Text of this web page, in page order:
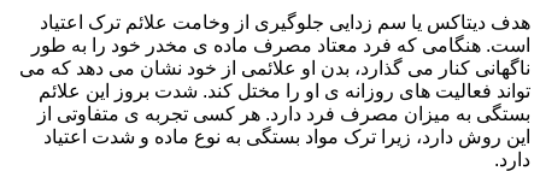
هدف دیتاکس یا سم زدایی جلوگیری از وخامت علائم ترک اعتیاد
است. هنگامی که فرد معتاد مصرف ماده ی مخدر خود را به طور
ناگهانی کنار می گذارد، بدن او علائمی از خود نشان می دهد که می
تواند فعالیت های روزانه ی او را مختل کند. شدت بروز این علائم
بستگی به میزان مصرف فرد دارد. هر کسی تجربه ی متفاوتی از
این روش دارد، زیرا ترک مواد بستگی به نوع ماده و شدت اعتیاد
دارد.